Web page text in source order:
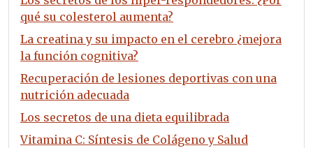
qué su colesterol aumenta?
La creatina y su impacto en el cerebro ¿mejora
la función cognitiva?
Recuperación de lesiones deportivas con una
nutrición adecuada
Los secretos de una dieta equilibrada
Vitamina C: Síntesis de Colágeno y Salud